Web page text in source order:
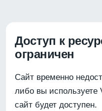
Доступ к
ограничен
Сайт временно
либо вы используете
сайт будет доступен.